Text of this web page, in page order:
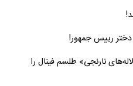
دختر رییس جمهور!
آستانه جام جهانی ۲۰۲۶ | «لاله‌های نارنجی» طلسم فینال را